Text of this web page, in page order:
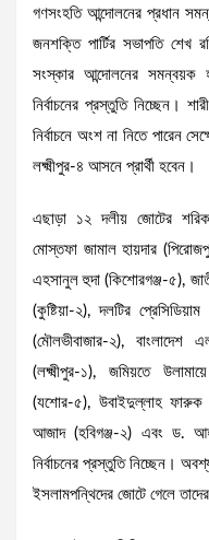
গণসংহতি আন্দোলনের প্রধান
জনশক্তি পার্টির সভাপতি শেখ
সংস্কার আন্দোলনের সমন্বয়ক
নির্বাচনের প্রস্তুতি নিচ্ছেন।
নির্বাচনে অংশ না নিতে পারেন
লক্ষ্মীপুর-৪ আসনে প্রার্থী হবেন।
এছাড়া ১২ দলীয় জোটের
মোস্তফা জামাল হায়দার
এহসানুল হুদা (কিশোরগঞ্জ-৫),
(কুষ্টিয়া-২), দলটির
(মৌলভীবাজার-২), বাংলাদেশ
(লক্ষ্মীপুর-১), জমিয়তে
(যশোর-৫), উবাইদুল্লাহ ফারুক
আজাদ (হবিগঞ্জ-২) এবং ড.
নির্বাচনের প্রস্তুতি নিচ্ছেন।
ইসলামপন্থিদের জোটে গেলে